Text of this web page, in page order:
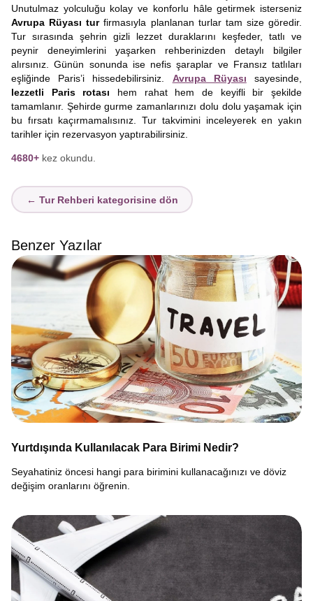
Unutulmaz yolculuğu kolay ve konforlu hâle getirmek isterseniz
Avrupa Rüyası turfirmasıyla planlanan turlar tam size göredir.
Tur sırasında şehrin gizli lezzet duraklarını keşfeder, tatlı ve
peynir deneyimlerini yaşarken rehberinizden detaylı bilgiler
alırsınız. Günün sonunda ise nefis şaraplar ve Fransız tatlıları
eşliğinde Paris’i hissedebilirsiniz. Avrupa Rüyası sayesinde,
lezzetli Paris rotası hem rahat hem de keyifli bir şekilde
tamamlanır. Şehirde gurme zamanlarınızı dolu dolu yaşamak için
bu fırsatı kaçırmamalısınız. Tur takvimini inceleyerek en yakın
tarihler için rezervasyon yaptırabilirsiniz.
4680+ kez okundu.
← Tur Rehberi kategorisine dön
Benzer Yazılar
Yurtdışında Kullanılacak Para Birimi Nedir?
Seyahatiniz öncesi hangi para birimini kullanacağınızı ve döviz
değişim oranlarını öğrenin.